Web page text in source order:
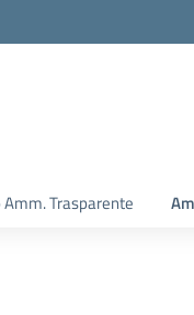
Trasparente